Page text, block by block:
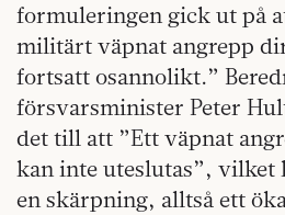
formuleringen gick ut på
militärt väpnat angrepp
fortsatt osannolikt.”
försvarsminister Peter
det till att ”Ett väpnat
kan inte uteslutas”, vilket
en skärpning, alltså ett